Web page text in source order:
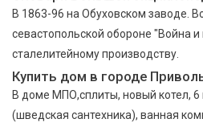
В 1863-96 на Обуховском заводе.
севастопольской обороне "Война
сталелитейному производству.
Купить дом в городе
В доме МПО,сплиты, новый котел, 6
(шведская сантехника), ванная